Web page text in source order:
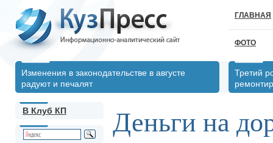
ГЛАВНАЯ
ФОТО
Изменения в законодательстве в августе
радуют и печалят
Третий
В Клуб КП Деньги на